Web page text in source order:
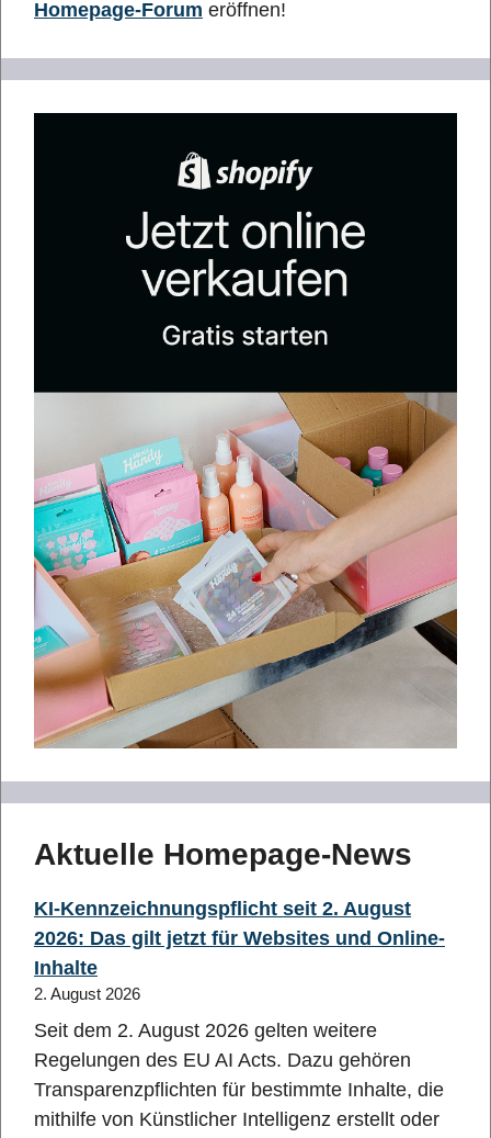
Homepage-Forum eröffnen!
Aktuelle Homepage-News
KI-Kennzeichnungspflicht seit 2. August
2026: Das gilt jetzt für Websites und Online-
Inhalte
2. August 2026
Seit dem 2. August 2026 gelten weitere
Regelungen des EU AI Acts. Dazu gehören
Transparenzpflichten für bestimmte Inhalte, die
mithilfe von Künstlicher Intelligenz erstellt oder